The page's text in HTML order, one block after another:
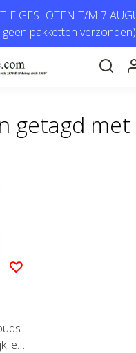
GESLOTEN T/M 7
pakketten verzonden)
getagd met
leve